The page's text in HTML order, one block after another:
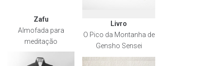
Zafu
Almofada para
meditação
Livro
O Pico da Montanha de
Gensho Sensei